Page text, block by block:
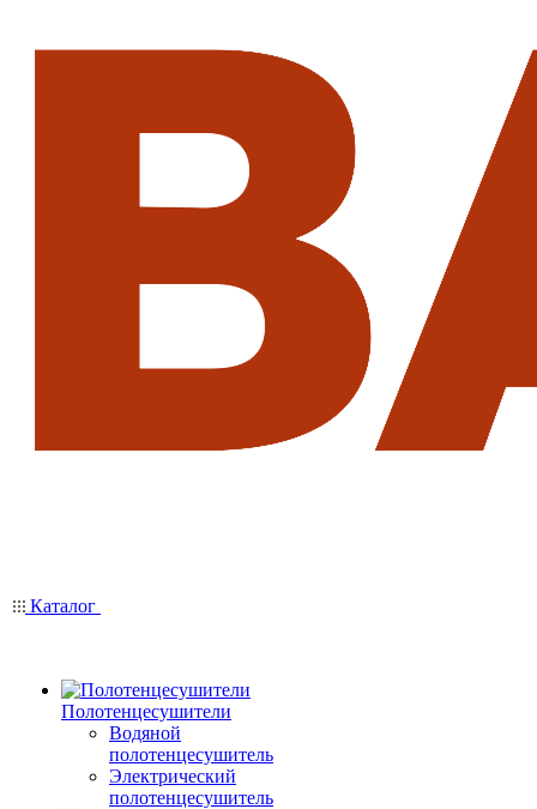
Каталог
Полотенцесушители
Водяной
полотенцесушитель
Электрический
полотенцесушитель